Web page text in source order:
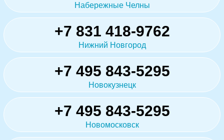
Набережные Челны
+7 831 418-9762
Нижний Новгород
+7 495 843-5295
Новокузнецк
+7 495 843-5295
Новомосковск